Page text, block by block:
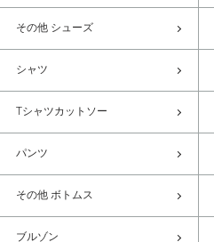
その他 シューズ
シャツ
Tシャツカットソー
パンツ
その他 ボトムス
ブルゾン